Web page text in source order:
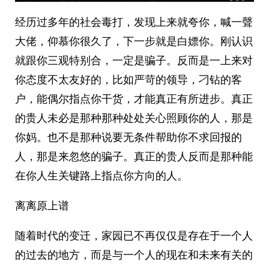
经历过多年的社会毒打，发现上来就夸你，喊一聲
大佬，仰慕你很久了，下一步就是白嫖你。刚认识
就跟你三观特别合，一定是骗子。反而是一上来对
你态度不太友好的，比如严苛的领导，刁钻的客
户，能偶尔指点你干货，才能真正有所进步。真正
的贵人未必是那种那种处处关心照顾你的人，那是
你妈。也不是那种说要无条件帮助你不求回报的
人，那是来忽悠的骗子。真正的贵人反而是那种能
在你人生关键路上指点你方向的人。
离离原上谱
随着时代的变迁，家园已不再仅仅是存在于一个人
的过去的地方，而是与一个人的现在和未来有关的